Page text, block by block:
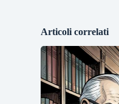
Articoli correlati